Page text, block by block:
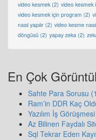
video kesmek (2) video kesmek
video kesmek için program (2)
nasıl yapılır (2) video kesme nasıl
döngüsü (2) yapay zeka (2)
En Çok
Sahte Para Sorusu
Ram’in DDR Kaç
Yazılım İş
Az Bilinen Faydalı
Sql Tekrar Eden